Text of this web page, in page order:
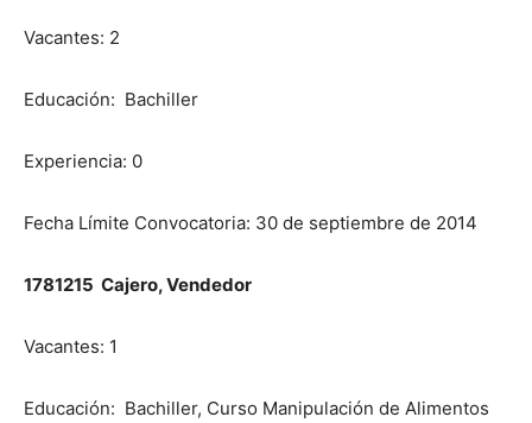
Vacantes: 2
Educación: Bachiller
Experiencia: 0
Fecha Límite Convocatoria: 30 de septiembre de 2014
1781215 Cajero, Vendedor
Vacantes: 1
Educación: Bachiller, Curso Manipulación de Alimentos